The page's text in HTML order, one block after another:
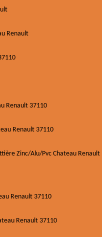
Renault
Renault 37110
Renault 37110
Zinc/Alu/Pvc Chateau Renault
Renault 37110
Renault 37110